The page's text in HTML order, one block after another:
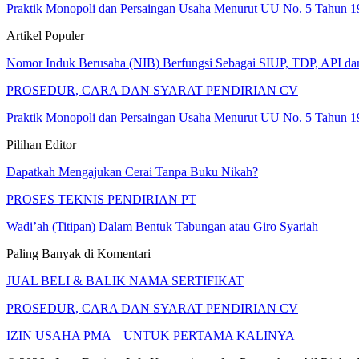
Praktik Monopoli dan Persaingan Usaha Menurut UU No. 5 Tahun
Artikel Populer
Nomor Induk Berusaha (NIB) Berfungsi Sebagai SIUP, TDP, API
PROSEDUR, CARA DAN SYARAT PENDIRIAN CV
Praktik Monopoli dan Persaingan Usaha Menurut UU No. 5 Tahun
Pilihan Editor
Dapatkah Mengajukan Cerai Tanpa Buku Nikah?
PROSES TEKNIS PENDIRIAN PT
Wadi’ah (Titipan) Dalam Bentuk Tabungan atau Giro Syariah
Paling Banyak di Komentari
JUAL BELI & BALIK NAMA SERTIFIKAT
PROSEDUR, CARA DAN SYARAT PENDIRIAN CV
IZIN USAHA PMA – UNTUK PERTAMA KALINYA